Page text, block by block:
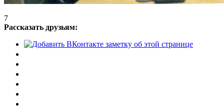
7
Рассказать друзьям: